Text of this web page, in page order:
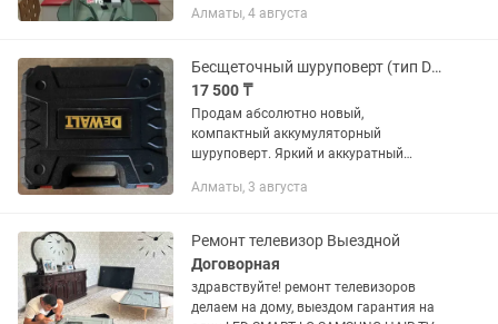
телевизоров. Ремонтирую на дому и в
проделанную...
Алматы, 4 августа
Бесщеточный шуруповерт (тип DeWalt)большой набор инструментов. Новый
17 500 ₸
Продам абсолютно новый,
компактный аккумуляторный
шуруповерт. Яркий и аккуратный
фирменном желто-черном исполнении.
приятно держать в...
Алматы, 3 августа
Ремонт телевизор Выездной
Договорная
здравствуйте! ремонт телевизоров
делаем на дому, выездом гарантия на